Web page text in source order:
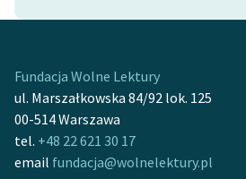
skandynawskiej literatury
Ręce pełne poezji
Kolekcje edukacyjne
twórców przechodzących
do domeny publicznej,
lektur szkolnych oraz
Fundacja Wolne Lektury
ul. Marszałkowska 84/92 lok. 125
00-514 Warszawa
tel. +48 22 621 30 17
email fundacja@wolnelektury.pl